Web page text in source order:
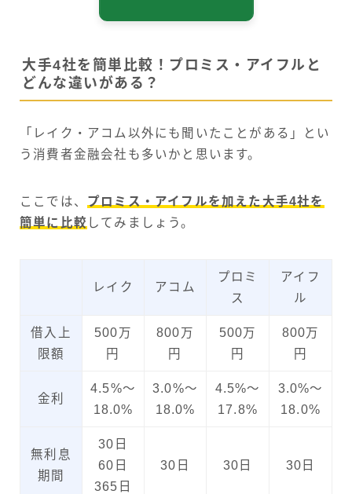
大手4社を簡単比較！プロミス・アイフルと
どんな違いがある？
「レイク・アコム以外にも聞いたことがある」とい
う消費者金融会社も多いかと思います。
ここでは、 プロミス・アイフルを加えた大手4社を
簡単に比較 してみましょう。
レイク アコム
プロミ
ス
アイフ
ル
借入上
限額
500万
円
800万
円
500万
円
800万
円
金利
4.5%～
18.0%
3.0%～
18.0%
4.5%〜
17.8%
3.0%～
18.0%
無利息
期間
30日
60日
365日
30日 30日 30日